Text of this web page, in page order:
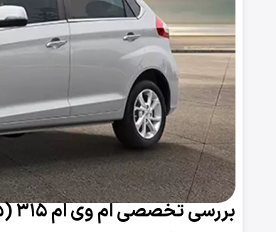
بررسی تخصصی ام وی ام ۳۱۵ (MVM 315)